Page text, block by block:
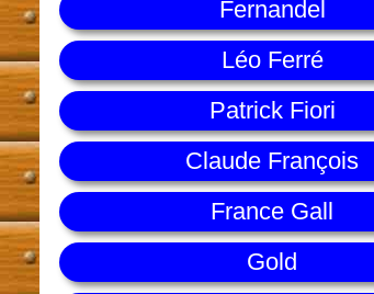
Fernandel
Léo Ferré
Patrick Fiori
Claude François
France Gall
Gold